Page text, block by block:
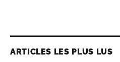
ARTICLES LES PLUS LUS